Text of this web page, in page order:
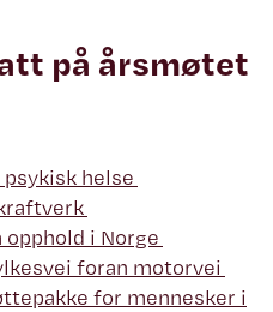
på årsmøtet
helse
opphold i Norge
foran motorvei
for mennesker i